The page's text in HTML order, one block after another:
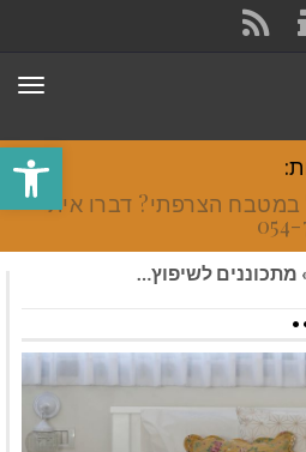
פתח
במטבח הצרפתי? דברו איתי
מתכוננים לשיפוץ…